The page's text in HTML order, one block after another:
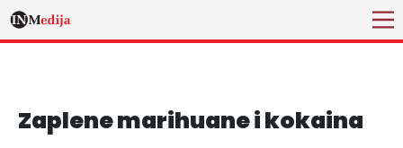
Zaplene marihuane i kokaina